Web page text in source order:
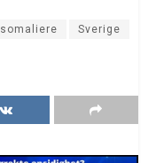
somaliere Sverige